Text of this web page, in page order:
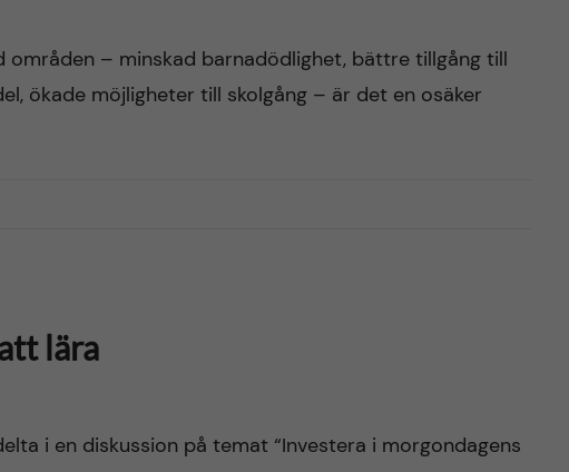
– minskad barnadödlighet, bättre tillgång till
ökade möjligheter till skolgång – är det en osäker
lära
i en diskussion på temat “Investera i morgondagens